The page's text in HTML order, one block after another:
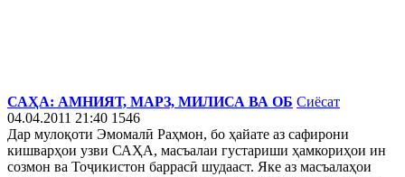
САҲА: АМНИЯТ, МАРЗ, МИЛИСА ВА ОБ Сиёсат
04.04.2011 21:40 1546
Дар мулоқоти Эмомалӣ Раҳмон, бо ҳайате аз сафирони
кишварҳои узви САҲА, масъалаи густариши ҳамкориҳои ин
созмон ва Тоҷикистон баррасӣ шудааст. Яке аз масъалаҳои